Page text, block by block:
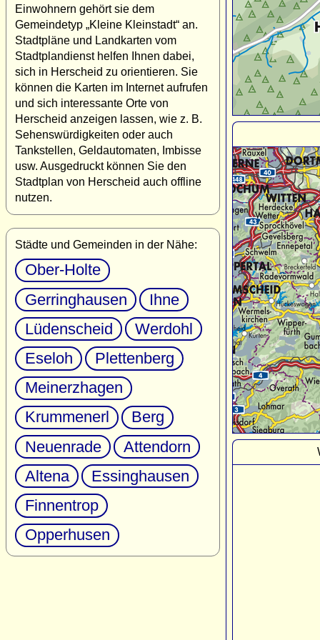
Einwohnern gehört sie dem
Gemeindetyp „Kleine Kleinstadt“ an.
Stadtpläne und Landkarten vom
Stadtplandienst helfen Ihnen dabei,
sich in Herscheid zu orientieren. Sie
können die Karten im Internet aufrufen
und sich interessante Orte von
Herscheid anzeigen lassen, wie z. B.
Sehenswürdigkeiten oder auch
Tankstellen, Geldautomaten, Imbisse
usw. Ausgedruckt können Sie den
Stadtplan von Herscheid auch offline
nutzen.
Städte und Gemeinden in der Nähe:
Ober-Holte
Gerringhausen
Ihne
Lüdenscheid
Werdohl
Eseloh
Plettenberg
Meinerzhagen
Krummenerl
Berg
Neuenrade
Attendorn
Altena
Essinghausen
Finnentrop
Opperhusen